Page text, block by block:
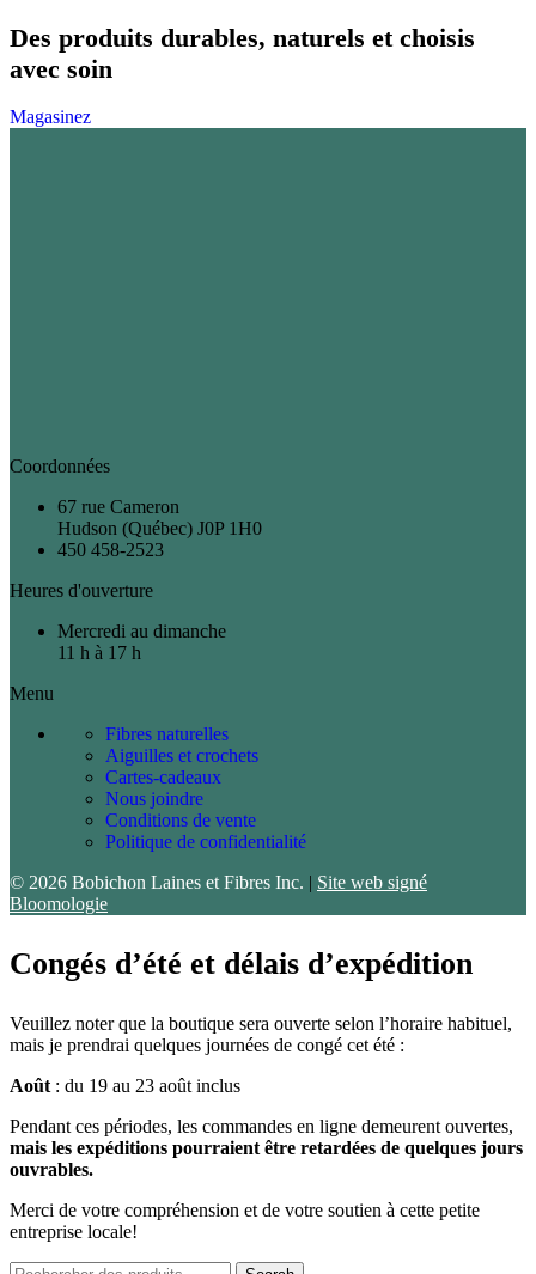
Des produits durables, naturels et choisis
avec soin
Magasinez
Coordonnées
67 rue Cameron
Hudson (Québec) J0P 1H0
450 458-2523
Heures d'ouverture
Mercredi au dimanche
11 h à 17 h
Menu
Fibres naturelles
Aiguilles et crochets
Cartes-cadeaux
Nous joindre
Conditions de vente
Politique de confidentialité
© 2026 Bobichon Laines et Fibres Inc. | Site web signé
Bloomologie
Congés d’été et délais d’expédition
Veuillez noter que la boutique sera ouverte selon l’horaire habituel,
mais je prendrai quelques journées de congé cet été :
Août : du 19 au 23 août inclus
Pendant ces périodes, les commandes en ligne demeurent ouvertes,
mais les expéditions pourraient être retardées de quelques jours
ouvrables.
Merci de votre compréhension et de votre soutien à cette petite
entreprise locale!